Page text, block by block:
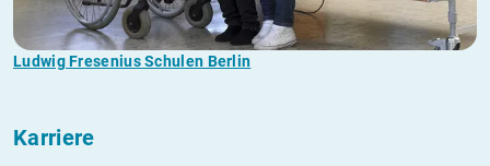
Ludwig Fresenius Schulen Berlin
Karriere